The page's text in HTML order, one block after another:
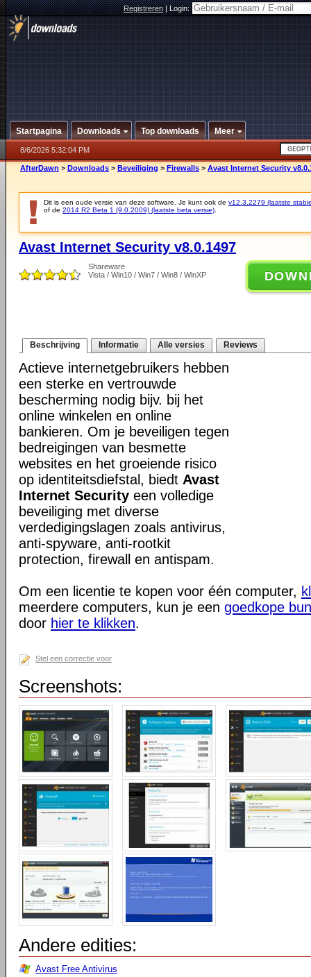
Registreren|Login:
Startpagina Downloads Top downloads Meer
8/6/2026 5:32:04 PM
AfterDawn > Downloads > Beveiliging > Firewalls > Avast Internet Security
Dit is een oude versie van deze software. Je kunt ook de v12.3.2279 (laatste
of de 2014 R2 Beta 1 (9.0.2009) (laatste beta versie)
Avast Internet Security v8.0.1497
Shareware
Vista / Win10 / Win7 / Win8 / WinXP
Beschrijving Informatie Alle versies Reviews
Actieve internetgebruikers hebben
een sterke en vertrouwde
bescherming nodig bijv. bij het
online winkelen en online
bankieren. Om je beveiligen tegen
bedreigingen van besmette
websites en het groeiende risico
op identiteitsdiefstal, biedt Avast
Internet Security een volledige
beveiliging met diverse
verdedigingslagen zoals antivirus,
anti-spyware, anti-rootkit
protection, firewall en antispam.
Om een licentie te kopen voor één computer,
meerdere computers, kun je een goedkope
door hier te klikken.
Stel een correctie voor
Screenshots:
Andere edities:
Avast Free Antivirus